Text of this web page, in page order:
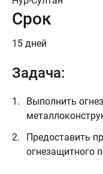
Срок
15 дней
Задача:
Выполнить
Предоставить
огнезащитного